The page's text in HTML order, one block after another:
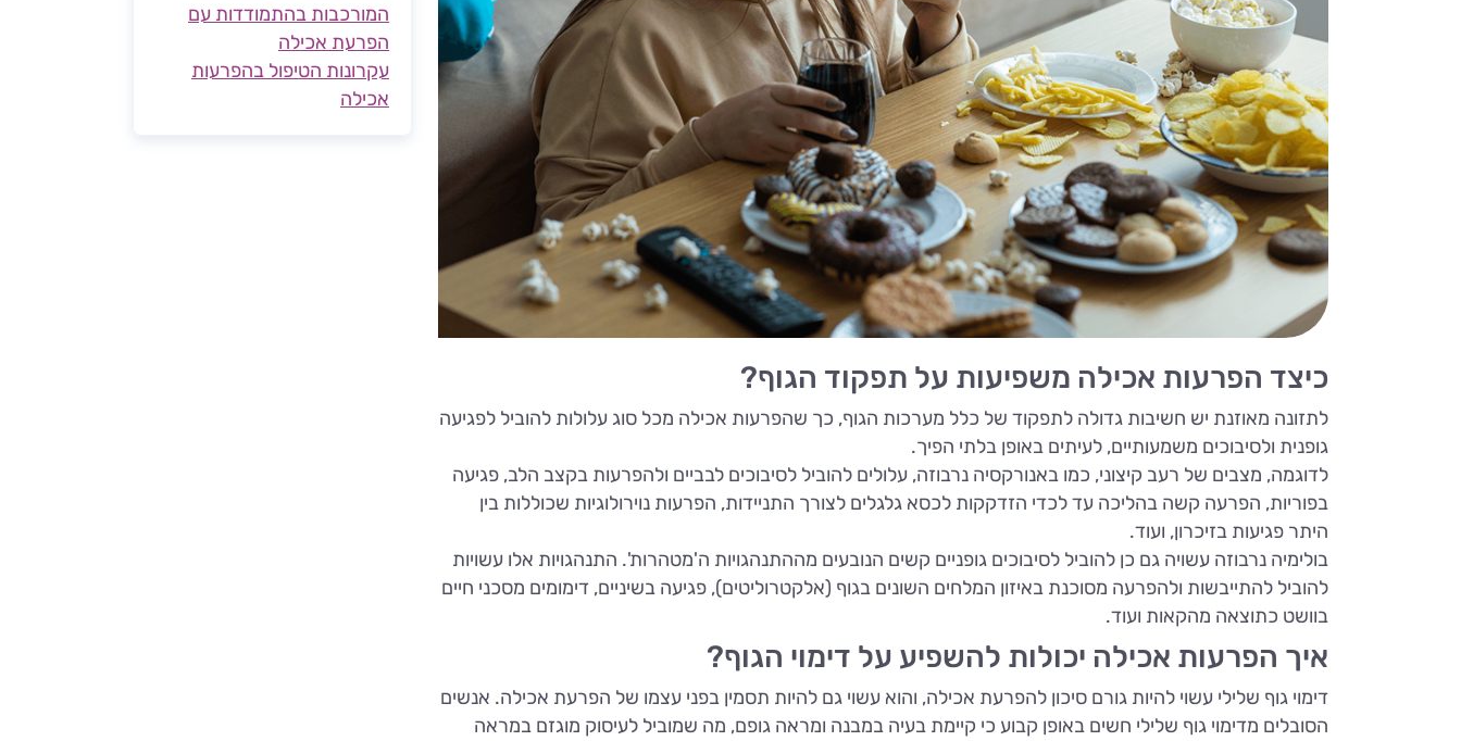
כיצד הפרעות אכילה משפיעות על תפקוד הגוף?
לתזונה מאוזנת יש חשיבות גדולה לתפקוד של כלל מערכות הגוף, כך שהפרעות אכילה מכל סוג עלולות להוביל לפגיעה
גופנית ולסיבוכים משמעותיים, לעיתים באופן בלתי הפיך.
לדוגמה, מצבים של רעב קיצוני, כמו באנורקסיה נרבוזה, עלולים להוביל לסיבוכים לבביים ולהפרעות בקצב הלב, פגיעה
בפוריות, הפרעה קשה בהליכה עד לכדי הזדקקות לכסא גלגלים לצורך התניידות, הפרעות נוירולוגיות שכוללות בין
היתר פגיעות בזיכרון, ועוד.
בולימיה נרבוזה עשויה גם כן להוביל לסיבוכים גופניים קשים הנובעים מההתנהגויות ה'מטהרות'. התנהגויות אלו עשויות
להוביל להתייבשות ולהפרעה מסוכנת באיזון המלחים השונים בגוף (אלקטרוליטים), פגיעה בשיניים, דימומים מסכני חיים
בוושט כתוצאה מהקאות ועוד.
איך הפרעות אכילה יכולות להשפיע על דימוי הגוף?
דימוי גוף שלילי עשוי להיות גורם סיכון להפרעת אכילה, והוא עשוי גם להיות תסמין בפני עצמו של הפרעת אכילה. אנשים
הסובלים מדימוי גוף שלילי חשים באופן קבוע כי קיימת בעיה במבנה ומראה גופם, מה שמוביל לעיסוק מוגזם במראה
המורכבות בהתמודדות עם
הפרעת אכילה
עקרונות הטיפול בהפרעות
אכילה